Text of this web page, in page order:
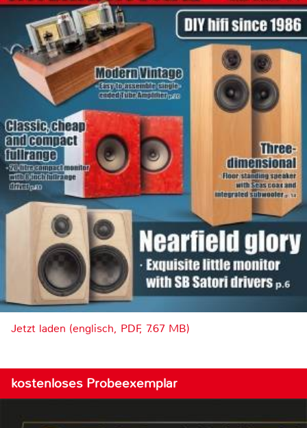
Jetzt laden (englisch, PDF, 7.67 MB)
kostenloses Probeexemplar